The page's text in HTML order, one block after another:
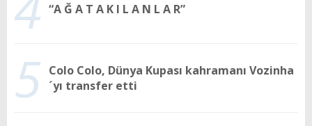
“A Ğ A T A K I L A N L A R”
5 Colo Colo, Dünya Kupası kahramanı Vozinha
´yı transfer etti